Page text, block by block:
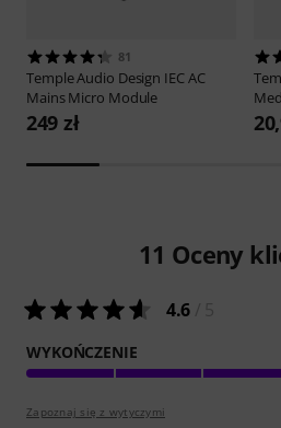
81
Temple Audio Design IEC AC
Mains Micro Module
249 zł
11 Oceny
4.6
WYKOŃCZENIE
Zapoznaj się z wytyczymi